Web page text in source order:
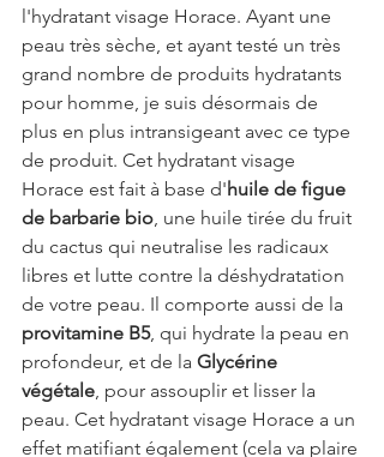
l'hydratant visage Horace. Ayant une
peau très sèche, et ayant testé un très
grand nombre de produits hydratants
pour homme, je suis désormais de
plus en plus intransigeant avec ce type
de produit. Cet hydratant visage
Horace est fait à base d'huile de figue
de barbarie bio, une huile tirée du fruit
du cactus qui neutralise les radicaux
libres et lutte contre la déshydratation
de votre peau. Il comporte aussi de la
provitamine B5, qui hydrate la peau en
profondeur, et de la Glycérine
végétale, pour assouplir et lisser la
peau. Cet hydratant visage Horace a un
effet matifiant également (cela va plaire